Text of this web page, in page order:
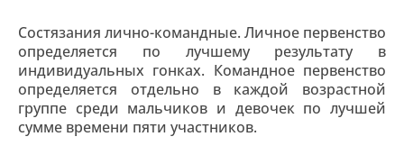
Состязания лично-командные. Личное первенство
определяется по лучшему результату в
индивидуальных гонках. Командное первенство
определяется отдельно в каждой возрастной
группе среди мальчиков и девочек по лучшей
сумме времени пяти участников.